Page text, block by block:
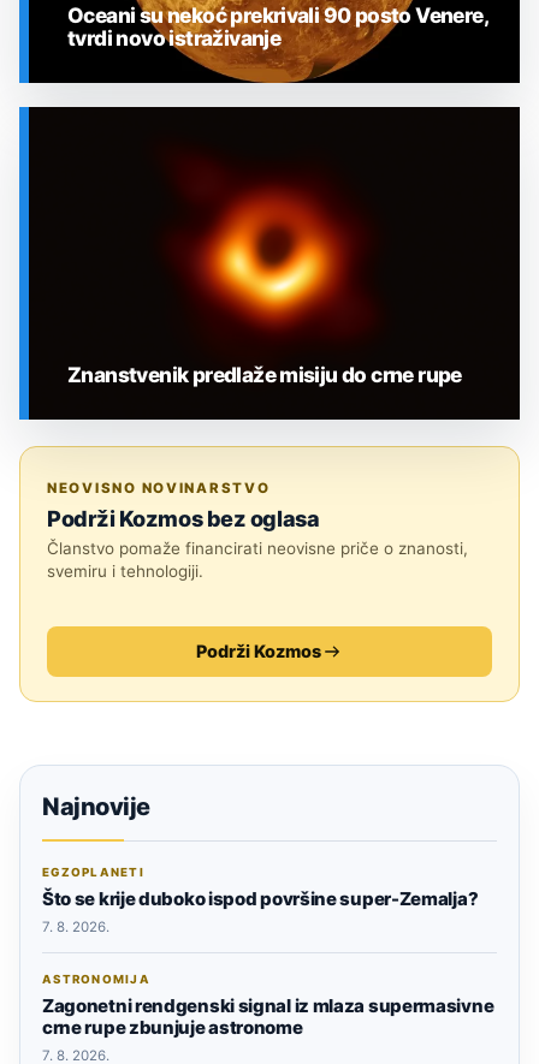
Oceani su nekoć prekrivali 90 posto Venere,
tvrdi novo istraživanje
Znanstvenik predlaže misiju do crne rupe
NEOVISNO NOVINARSTVO
Podrži Kozmos bez oglasa
Članstvo pomaže financirati neovisne priče o znanosti,
svemiru i tehnologiji.
Podrži Kozmos
Najnovije
EGZOPLANETI
Što se krije duboko ispod površine super-Zemalja?
7. 8. 2026.
ASTRONOMIJA
Zagonetni rendgenski signal iz mlaza supermasivne
crne rupe zbunjuje astronome
7. 8. 2026.